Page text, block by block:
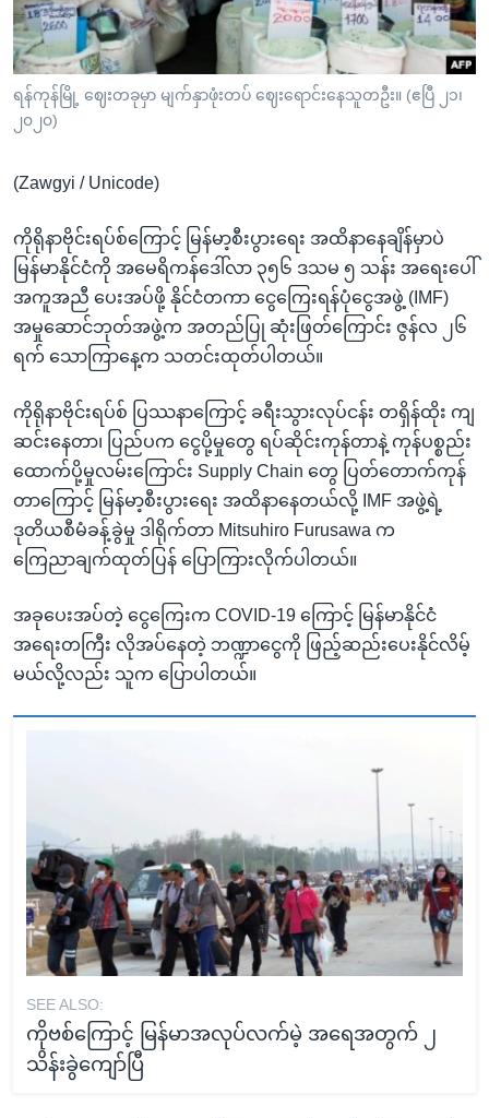
ကျော်
ကြည့်
ရန်
ရှာဖွေ
ရန်
သို့
ကျော်
ရန်
ဘာသာစကားများ
ရန်ကုန်မြို့ ဈေးတခုမှာ မျက်နှာဖုံးတပ် ဈေးရောင်းနေသူတဦး။ (ဧပြီ ၂၁၊
၂၀၂၀)
(Zawgyi / Unicode)
ကိုရိုနာဗိုင်းရပ်စ်ကြောင့် မြန်မာ့စီးပွားရေး အထိနာနေချိန်မှာပဲ
မြန်မာနိုင်ငံကို အမေရိကန်ဒေါ်လာ ၃၅၆ ဒသမ ၅ သန်း အရေးပေါ်
အကူအညီ ပေးအပ်ဖို့ နိုင်ငံတကာ ငွေကြေးရန်ပုံငွေအဖွဲ့ (IMF)
အမှုဆောင်ဘုတ်အဖွဲ့က အတည်ပြု ဆုံးဖြတ်ကြောင်း ဇွန်လ ၂၆
ရက် သောကြာနေ့က သတင်းထုတ်ပါတယ်။
ကိုရိုနာဗိုင်းရပ်စ် ပြဿနာကြောင့် ခရီးသွားလုပ်ငန်း တရှိန်ထိုး ကျ
ဆင်းနေတာ၊ ပြည်ပက ငွေပို့မှုတွေ ရပ်ဆိုင်းကုန်တာနဲ့ ကုန်ပစ္စည်း
ထောက်ပို့မှုလမ်းကြောင်း Supply Chain တွေ ပြတ်တောက်ကုန်
တာကြောင့် မြန်မာ့စီးပွားရေး အထိနာနေတယ်လို့ IMF အဖွဲ့ရဲ့
ဒုတိယစီမံခန့်ခွဲမှု ဒါရိုက်တာ Mitsuhiro Furusawa က
ကြေညာချက်ထုတ်ပြန် ပြောကြားလိုက်ပါတယ်။
အခုပေးအပ်တဲ့ ငွေကြေးက COVID-19 ကြောင့် မြန်မာနိုင်ငံ
အရေးတကြီး လိုအပ်နေတဲ့ ဘဏ္ဍာငွေကို ဖြည့်ဆည်းပေးနိုင်လိမ့်
မယ်လို့လည်း သူက ပြောပါတယ်။
SEE ALSO:
ကိုဗစ်ကြောင့် မြန်မာအလုပ်လက်မဲ့ အရေအတွက် ၂
သိန်းခွဲကျော်ပြီ